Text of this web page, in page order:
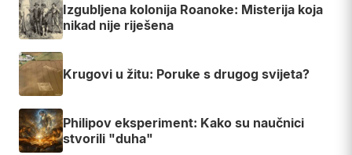
Izgubljena kolonija Roanoke: Misterija koja
nikad nije riješena
Krugovi u žitu: Poruke s drugog svijeta?
Philipov eksperiment: Kako su naučnici
stvorili "duha"